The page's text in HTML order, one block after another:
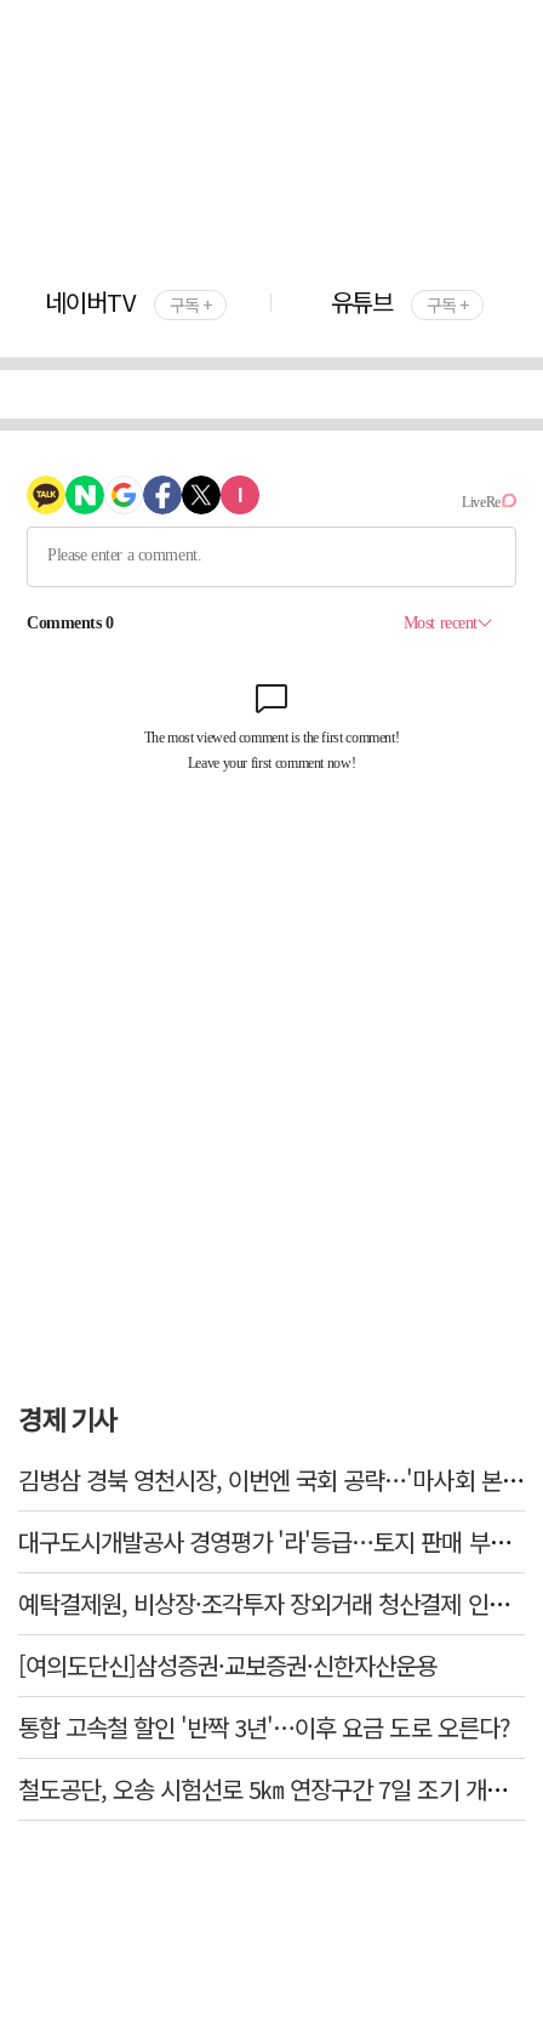
네이버TV 구독 + 유튜브 구독 +
경제 기사
김병삼 경북 영천시장, 이번엔 국회 공략…'마사회 본사 이전·광역교통망 확충' 요청
대구도시개발공사 경영평가 '라'등급…토지 판매 부진에 1년 만에 두 단계 '뚝'
예탁결제원, 비상장·조각투자 장외거래 청산결제 인프라 구축 착수…연내 가동
[여의도단신]삼성증권·교보증권·신한자산운용
통합 고속철 할인 '반짝 3년'…이후 요금 도로 오른다?
철도공단, 오송 시험선로 5㎞ 연장구간 7일 조기 개통…LA 메트로 사업 지원